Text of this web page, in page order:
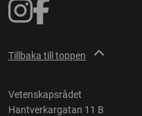
Tillbaka till toppen
Vetenskapsrådet
Hantverkargatan 11 B